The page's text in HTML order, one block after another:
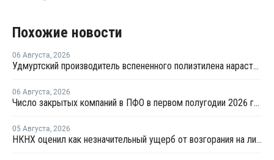
Похожие новости
06 Августа, 2026
Удмуртский производитель вспененного полиэтилена нарастит выпуск на 15%
06 Августа, 2026
Число закрытых компаний в ПФО в первом полугодии 2026 года вдвое превысило число новых
05 Августа, 2026
НКНХ оценил как незначительный ущерб от возгорания на линии полистирола